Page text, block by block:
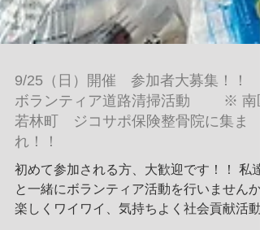
9/25（日）開催 参加者大募集！！
ボランティア道路清掃活動 ※ 南
若林町 ジコサポ保険整骨院に集ま
れ！！
初めて参加される方、大歓迎です！！ 私達
と一緒にボランティア活動を行いませんか